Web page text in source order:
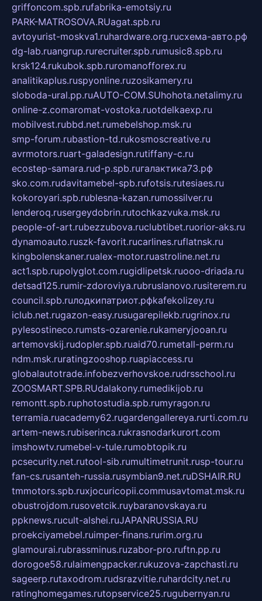
griffoncom.spb.rufabrika-emotsiy.ru
PARK-MATROSOVA.RUagat.spb.ru
avtoyurist-moskva1.ruhardware.org.ruсхема-авто.рф
dg-lab.ruangrup.rurecruiter.spb.rumusic8.spb.ru
krsk124.rukubok.spb.ruromanofforex.ru
analitikaplus.ruspyonline.ruzosikamery.ru
sloboda-ural.pp.ruAUTO-COM.SUhohota.netalimy.ru
online-z.comaromat-vostoka.ruotdelkaexp.ru
mobilvest.rubbd.net.rumebelshop.msk.ru
smp-forum.rubastion-td.rukosmoscreative.ru
avrmotors.ruart-galadesign.rutiffany-c.ru
ecostep-samara.rud-p.spb.ruгалактика73.рф
sko.com.rudavitamebel-spb.rufotsis.rutesiaes.ru
kokoroyari.spb.rublesna-kazan.rumossilver.ru
lenderoq.rusergeydobrin.rutochkazvuka.msk.ru
people-of-art.rubezzubova.ruclubtibet.ruorior-aks.ru
dynamoauto.ruszk-favorit.rucarlines.ruflatnsk.ru
kingbolenskaner.rualex-motor.ruastroline.net.ru
act1.spb.rupolyglot.com.rugidlipetsk.ruooo-driada.ru
detsad125.rumir-zdoroviya.rubruslanovo.rusiterem.ru
council.spb.ruлодкипатриот.рфkafekolizey.ru
iclub.net.rugazon-easy.rusugarepilekb.rugrinox.ru
pylesostineco.rumsts-ozarenie.rukameryjooan.ru
artemovskij.rudopler.spb.ruaid70.rumetall-perm.ru
ndm.msk.ruratingzooshop.ruapiaccess.ru
globalautotrade.infobezverhovskoe.rudrsschool.ru
ZOOSMART.SPB.RUdalakony.rumedikijob.ru
remontt.spb.ruphotostudia.spb.rumyragon.ru
terramia.ruacademy62.rugardengallereya.rurti.com.ru
artem-news.rubiserinca.rukrasnodarkurort.com
imshowtv.rumebel-v-tule.rumobtopik.ru
pcsecurity.net.rutool-sib.rumultimetrunit.rusp-tour.ru
fan-cs.rusanteh-russia.rusymbian9.net.ruDSHAIR.RU
tmmotors.spb.ruxjocuricopii.commusavtomat.msk.ru
obustrojdom.rusovetcik.ruybaranovskaya.ru
ppknews.rucult-alshei.ruJAPANRUSSIA.RU
proekciyamebel.ruimper-finans.rurim.org.ru
glamourai.rubrassminus.ruzabor-pro.ruftn.pp.ru
dorogoe58.rulaimengpacker.rukuzova-zapchasti.ru
sageerp.rutaxodrom.rudsrazvitie.ruhardcity.net.ru
ratinghomegames.rutopservice25.rugubernyan.ru